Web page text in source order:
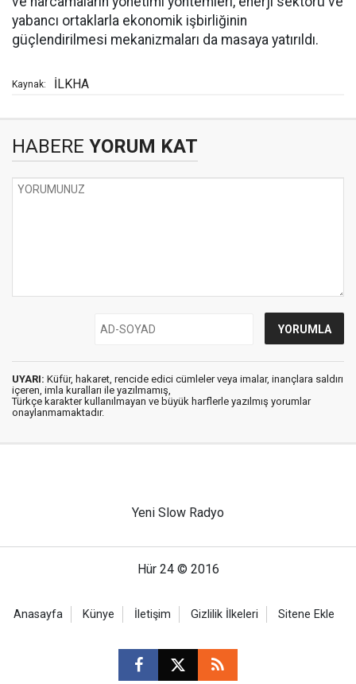
yabancı ortaklarla ekonomik işbirliğinin
güçlendirilmesi mekanizmaları da masaya yatırıldı.
Kaynak: İLKHA
HABERE YORUM KAT
UYARI: Küfür, hakaret, rencide edici cümleler veya imalar, inançlara saldırı
içeren, imla kuralları ile yazılmamış,
Türkçe karakter kullanılmayan ve büyük harflerle yazılmış yorumlar
onaylanmamaktadır.
Yeni Slow Radyo
Hür 24 © 2016
Anasayfa Künye İletişim Gizlilik İlkeleri Sitene Ekle